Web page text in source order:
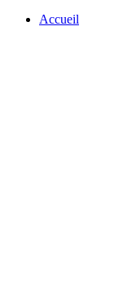
Accueil